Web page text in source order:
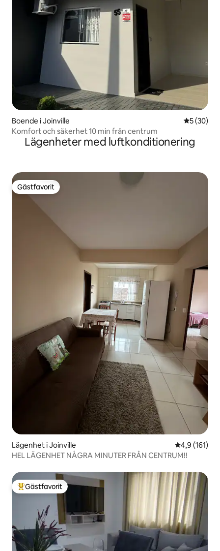
Boende i Joinville 5 av 5 i
5 (30)
Komfort och säkerhet 10 min från centrum
Lägenheter med luftkonditionering
Gästfavorit
Gästfavorit
Lägenhet i Joinville 4,9 av 5 i
4,9 (161)
HEL LÄGENHET NÅGRA MINUTER FRÅN CENTRUM!!
Populär gästfavorit
Gästfavorit